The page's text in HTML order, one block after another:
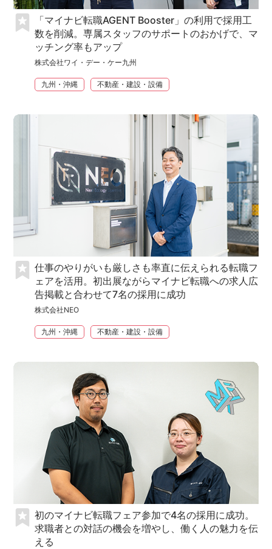
「マイナビ転職AGENT Booster」の利用で採用工
数を削減。専属スタッフのサポートのおかげで、マ
ッチング率もアップ
株式会社ワイ・デー・ケー九州
九州・沖縄 不動産・建設・設備
仕事のやりがいも厳しさも率直に伝えられる転職フ
ェアを活用。初出展ながらマイナビ転職への求人広
告掲載と合わせて7名の採用に成功
株式会社NEO
九州・沖縄 不動産・建設・設備
初のマイナビ転職フェア参加で4名の採用に成功。
求職者との対話の機会を増やし、働く人の魅力を伝
える